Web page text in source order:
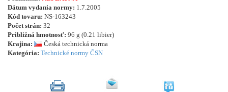
Dátum vydania normy: 1.7.2005
Kód tovaru: NS-163243
Počet strán: 32
Približná hmotnosť: 96 g (0.21 libier)
Krajina:
Česká technická norma
Kategória: Technické normy ČSN